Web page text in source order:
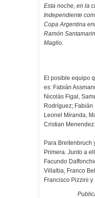
Esta noche, en la
Independiente
Copa Argentina
Ramón
Maglio.
El posible equipo
es: Fabián
Nicolás Figal,
Rodríguez; Fabián
Leonel Miranda,
Cristian Menendez.
Para Breitenbruch
Primera. Junto a
Facundo
Villalba, Franco
Francisco Pizzini